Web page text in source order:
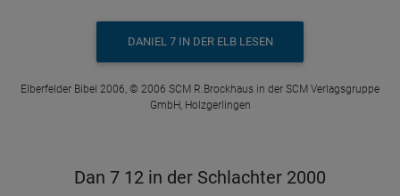
DANIEL 7 IN DER ELB LESEN
Elberfelder Bibel 2006, © 2006 SCM R.Brockhaus in der SCM Verlagsgruppe
GmbH, Holzgerlingen
Dan 7 12 in der Schlachter 2000